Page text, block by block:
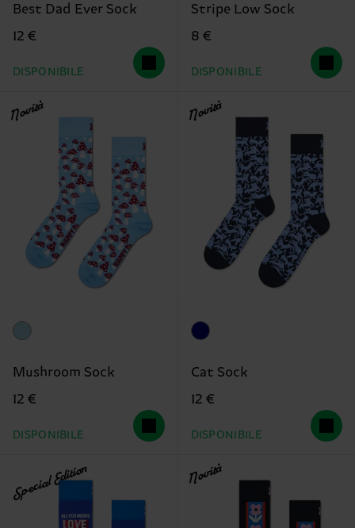
Best Dad Ever Sock
12 €
DISPONIBILE
Stripe Low Sock
8 €
DISPONIBILE
Novità
Mushroom Sock
12 €
DISPONIBILE
Novità
Cat Sock
12 €
DISPONIBILE
Special Edition Novità